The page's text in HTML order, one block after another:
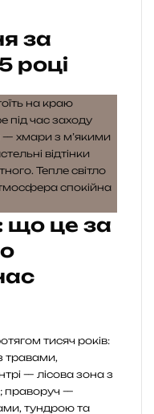
за
році
що це за